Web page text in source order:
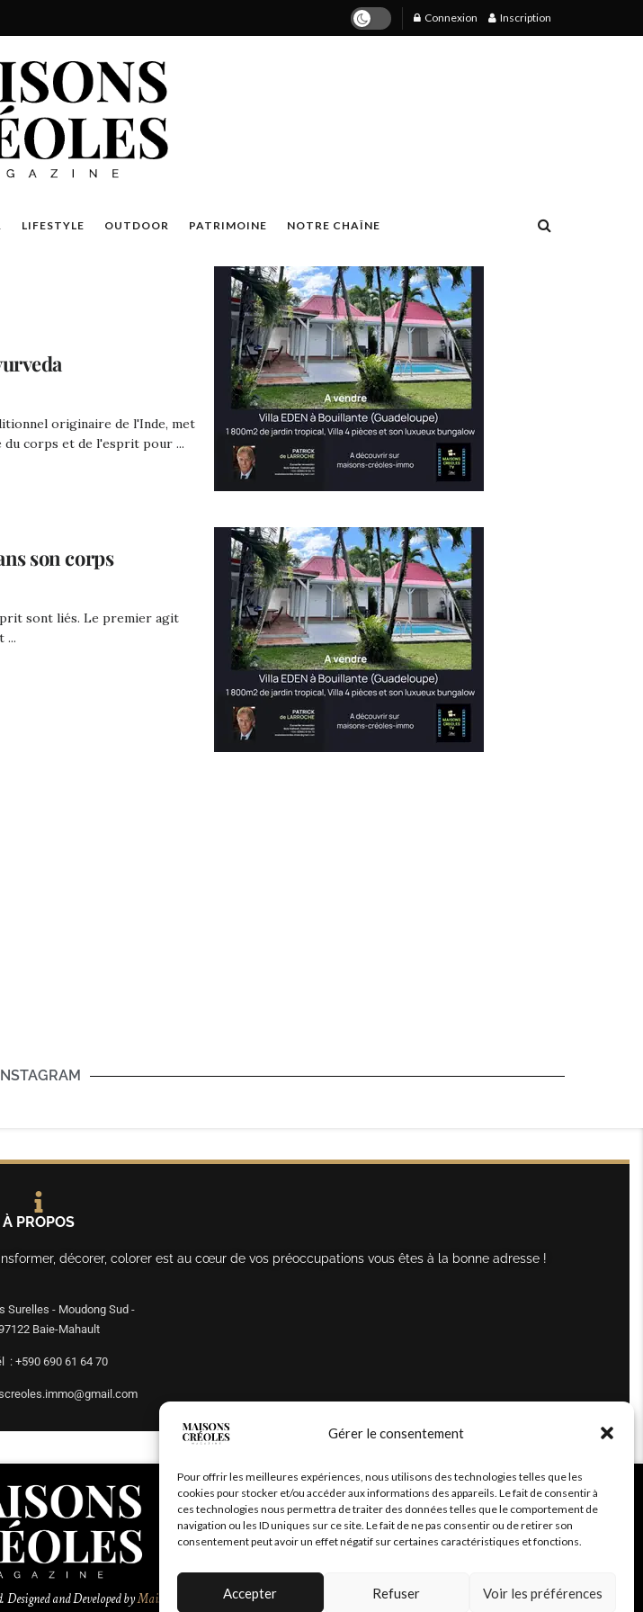
Gérer le consentement
Pour offrir les meilleures expériences, nous utilisons des technologies telles que les
cookies pour stocker et/ou accéder aux informations des appareils. Le fait de consentir à
ces technologies nous permettra de traiter des données telles que le comportement de
navigation ou les ID uniques sur ce site. Le fait de ne pas consentir ou de retirer son
consentement peut avoir un effet négatif sur certaines caractéristiques et fonctions.
Accepter Refuser Voir les préférences
Connexion Inscription
LIFESTYLE OUTDOOR PATRIMOINE NOTRE CHAÎNE
originaire de l'Inde, met
corps et de l'esprit pour ...
son corps
sont liés. Le premier agit
...
À PROPOS
décorer, colorer est au cœur de vos préoccupations vous êtes à la bonne adresse !
Surelles - Moudong Sud -
Baie-Mahault
: +590 690 61 64 70
Designed and Developed byMaisonCréoles